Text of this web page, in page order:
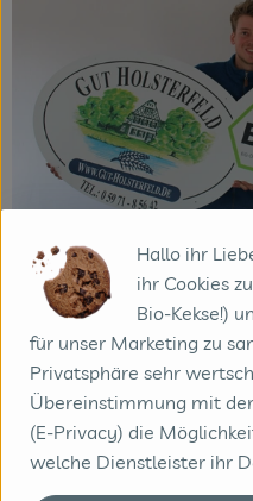
Hallo ihr
ihr Cookies
Bio-Kekse!)
für unser Marketing zu
Privatsphäre sehr
Übereinstimmung mit
(E-Privacy) die
welche Dienstleister ihr